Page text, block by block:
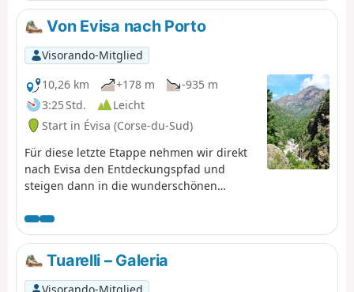
Von Evisa nach Porto
Visorando-Mitglied
10,26 km
+178 m
-935 m
3:25 Std.
Leicht
Start in Évisa (Corse-du-Sud)
Für diese letzte Etappe nehmen wir direkt
nach Evisa den Entdeckungspfad und
steigen dann in die wunderschönen
Genueser Brücke von Pianella erreichen wir
das wunderschöne Dorf Ota und steigen
hinunter zum Hafen von Porto.
Tuarelli – Galeria